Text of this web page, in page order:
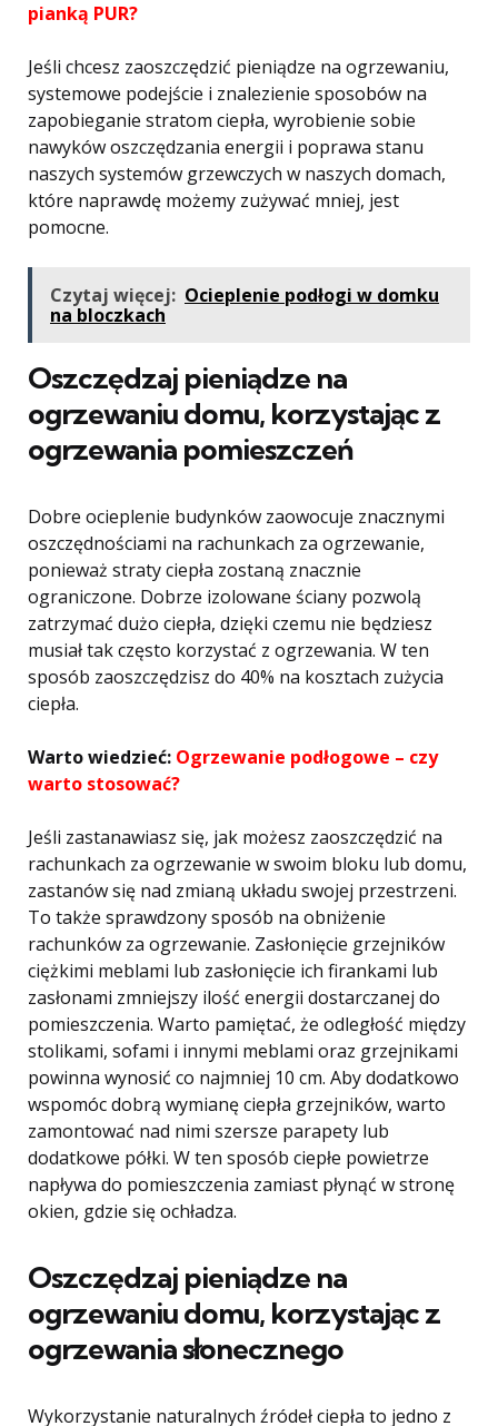
pianką PUR?
Jeśli chcesz zaoszczędzić pieniądze na ogrzewaniu,
systemowe podejście i znalezienie sposobów na
zapobieganie stratom ciepła, wyrobienie sobie
nawyków oszczędzania energii i poprawa stanu
naszych systemów grzewczych w naszych domach,
które naprawdę możemy zużywać mniej, jest
pomocne.
Czytaj więcej: Ocieplenie podłogi w domku
na bloczkach
Oszczędzaj pieniądze na
ogrzewaniu domu, korzystając z
ogrzewania pomieszczeń
Dobre ocieplenie budynków zaowocuje znacznymi
oszczędnościami na rachunkach za ogrzewanie,
ponieważ straty ciepła zostaną znacznie
ograniczone. Dobrze izolowane ściany pozwolą
zatrzymać dużo ciepła, dzięki czemu nie będziesz
musiał tak często korzystać z ogrzewania. W ten
sposób zaoszczędzisz do 40% na kosztach zużycia
ciepła.
Warto wiedzieć: Ogrzewanie podłogowe – czy
warto stosować?
Jeśli zastanawiasz się, jak możesz zaoszczędzić na
rachunkach za ogrzewanie w swoim bloku lub domu,
zastanów się nad zmianą układu swojej przestrzeni.
To także sprawdzony sposób na obniżenie
rachunków za ogrzewanie. Zasłonięcie grzejników
ciężkimi meblami lub zasłonięcie ich firankami lub
zasłonami zmniejszy ilość energii dostarczanej do
pomieszczenia. Warto pamiętać, że odległość między
stolikami, sofami i innymi meblami oraz grzejnikami
powinna wynosić co najmniej 10 cm. Aby dodatkowo
wspomóc dobrą wymianę ciepła grzejników, warto
zamontować nad nimi szersze parapety lub
dodatkowe półki. W ten sposób ciepłe powietrze
napływa do pomieszczenia zamiast płynąć w stronę
okien, gdzie się ochładza.
Oszczędzaj pieniądze na
ogrzewaniu domu, korzystając z
ogrzewania słonecznego
Wykorzystanie naturalnych źródeł ciepła to jedno z